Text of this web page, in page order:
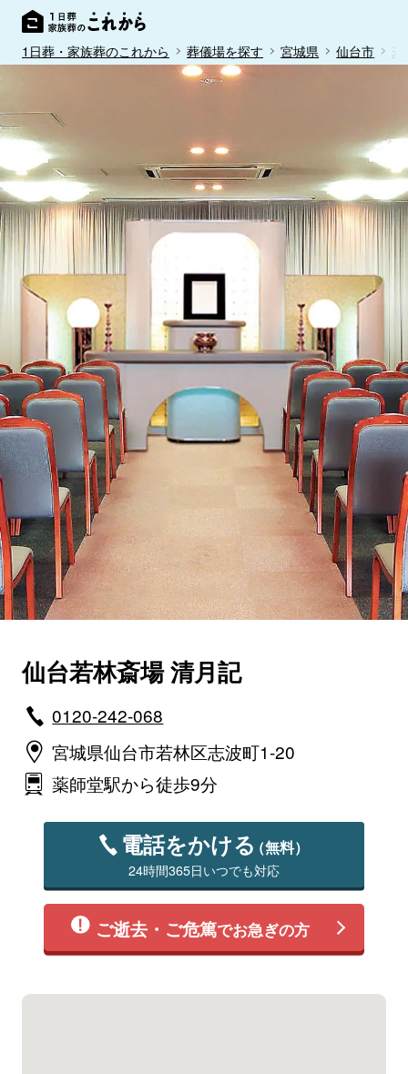
1日葬・家族葬のこれから 葬儀場を探す 宮城県 仙台市
仙台若林斎場 清月記
0120-242-068
宮城県仙台市若林区志波町1-20
薬師堂駅から徒歩9分
電話をかける（無料）
24時間365日いつでも対応
ご逝去・ご危篤でお急ぎの方